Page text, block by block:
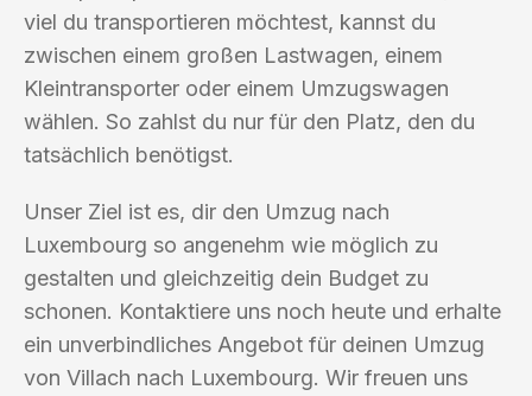
viel du transportieren möchtest, kannst du
zwischen einem großen Lastwagen, einem
Kleintransporter oder einem Umzugswagen
wählen. So zahlst du nur für den Platz, den du
tatsächlich benötigst.
Unser Ziel ist es, dir den Umzug nach
Luxembourg so angenehm wie möglich zu
gestalten und gleichzeitig dein Budget zu
schonen. Kontaktiere uns noch heute und erhalte
ein unverbindliches Angebot für deinen Umzug
von Villach nach Luxembourg. Wir freuen uns